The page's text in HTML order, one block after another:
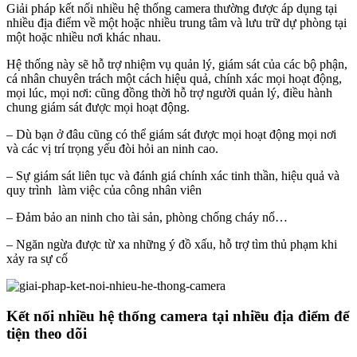
Giải pháp kết nối nhiều hệ thống camera thường được áp dụng tại
nhiều địa điểm về một hoặc nhiều trung tâm và lưu trữ dự phòng tại
một hoặc nhiều nơi khác nhau.
Hệ thống này sẽ hỗ trợ nhiệm vụ quản lý, giám sát của các bộ phận,
cá nhân chuyên trách một cách hiệu quả, chính xác mọi hoạt động,
mọi lúc, mọi nơi: cũng đồng thời hỗ trợ người quản lý, điều hành
chung giám sát được mọi hoạt động.
– Dù bạn ở đâu cũng có thể giám sát được mọi hoạt động mọi nơi
và các vị trí trọng yếu đòi hỏi an ninh cao.
– Sự giám sát liên tục và đánh giá chính xác tinh thần, hiệu quả và
quy trình làm việc của công nhân viên
– Đảm bảo an ninh cho tài sản, phòng chống cháy nổ…
– Ngăn ngừa được từ xa những ý đồ xấu, hỗ trợ tìm thủ phạm khi
xảy ra sự cố
Kết nối nhiều hệ thống camera tại nhiều địa điểm để
tiện theo dõi